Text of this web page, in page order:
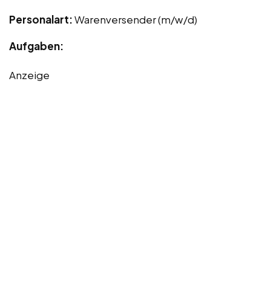
Personalart:Warenversender (m/w/d)
Aufgaben:
Anzeige